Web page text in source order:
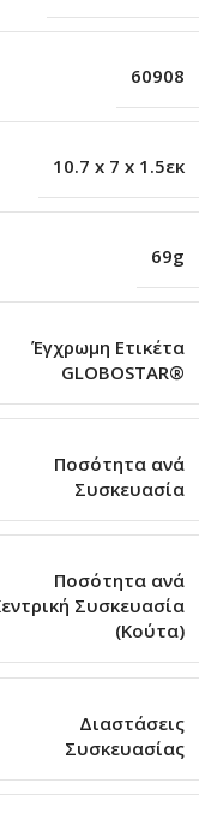
60908
10.7 x 7 x 1.5εκ
69g
Έγχρωμη Ετικέτα
GLOBOSTAR®
Ποσότητα ανά
Συσκευασία
Ποσότητα ανά
Συσκευασία
(Κούτα)
Διαστάσεις
Συσκευασίας